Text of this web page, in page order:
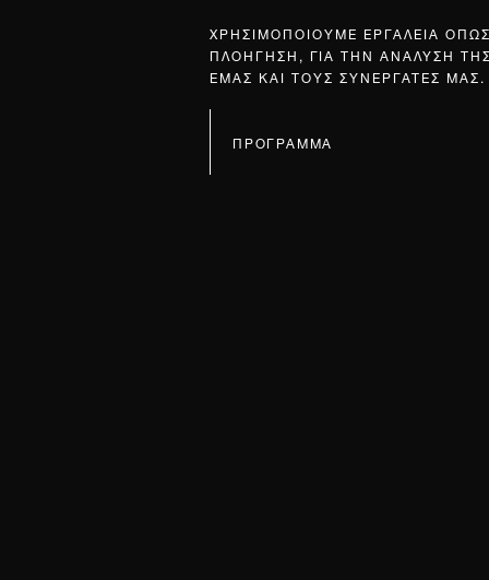
ΧΡΗΣΙΜΟΠΟΙΟΥΜΕ ΕΡΓΑΛΕΙΑ
ΠΛΟΗΓΗΣΗ, ΓΙΑ ΤΗΝ ΑΝΑΛΥΣΗ
ΕΜΑΣ ΚΑΙ ΤΟΥΣ ΣΥΝΕΡΓΑΤΕΣ ΜΑΣ.
ΠΡΟΓΡΑΜΜΑ